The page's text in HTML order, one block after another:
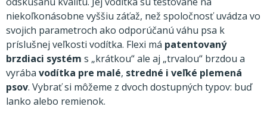
niekoľkonásobne vyššiu záťaž, než spoločnosť uvádza vo
svojich parametroch ako odporúčanú váhu psa k
príslušnej veľkosti vodítka. Flexi má patentovaný
brzdiaci systém s „krátkou“ ale aj „trvalou“ brzdou a
vyrába vodítka pre malé, stredné i veľké plemená
psov. Vybrať si môžeme z dvoch dostupných typov: buď
lanko alebo remienok.
s
p
r
o
d
u